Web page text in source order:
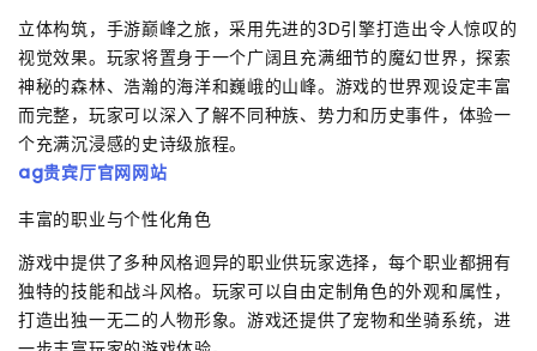
立体构筑，手游巅峰之旅，采用先进的3D引擎打造出令人惊叹的
视觉效果。玩家将置身于一个广阔且充满细节的魔幻世界，探索
神秘的森林、浩瀚的海洋和巍峨的山峰。游戏的世界观设定丰富
而完整，玩家可以深入了解不同种族、势力和历史事件，体验一
个充满沉浸感的史诗级旅程。
ag贵宾厅官网网站
丰富的职业与个性化角色
游戏中提供了多种风格迥异的职业供玩家选择，每个职业都拥有
独特的技能和战斗风格。玩家可以自由定制角色的外观和属性，
打造出独一无二的人物形象。游戏还提供了宠物和坐骑系统，进